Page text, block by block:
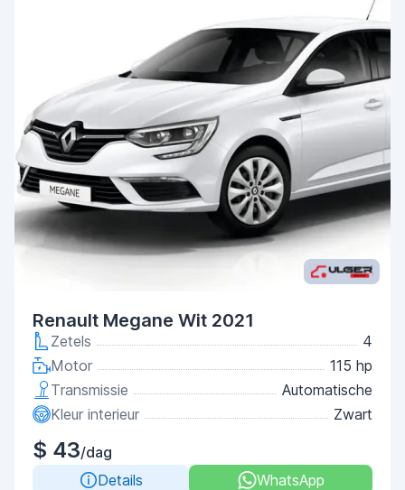
Renault Megane Wit 2021
Zetels
4
Motor
115 hp
Transmissie
Automatische
Kleur interieur
Zwart
$ 43/dag
Details
WhatsApp